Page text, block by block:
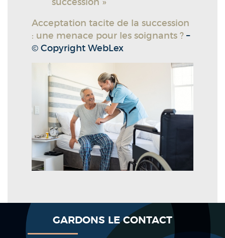
Acceptation tacite de la succession
: une menace pour les soignants ? –
© Copyright WebLex
GARDONS LE CONTACT